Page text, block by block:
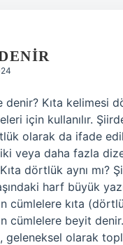
denir? Kıta kelimesi
için kullanılır.
olarak da ifade
veya daha fazla
dörtlük aynı mı?
harf büyük
cümlelere kıta
cümlelere beyit denir.
geleneksel olarak